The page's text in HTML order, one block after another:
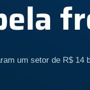
um setor de R$